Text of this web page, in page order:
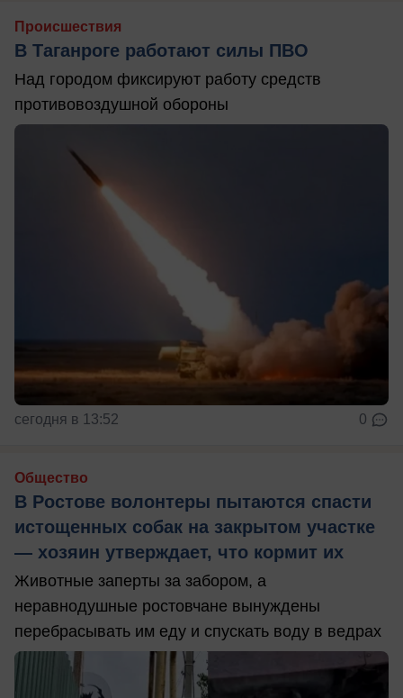
Происшествия
В Таганроге работают силы ПВО
Над городом фиксируют работу средств
противовоздушной обороны
сегодня в 13:52 0
Общество
В Ростове волонтеры пытаются спасти
истощенных собак на закрытом участке
— хозяин утверждает, что кормит их
Животные заперты за забором, а
неравнодушные ростовчане вынуждены
перебрасывать им еду и спускать воду в ведрах